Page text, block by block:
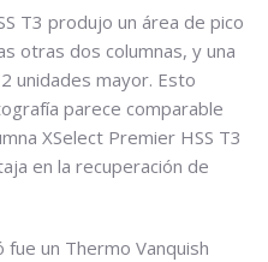
T3 produjo un área de pico
otras dos columnas, y una
unidades mayor. Esto
parece comparable
XSelect Premier HSS T3
en la recuperación de
un Thermo Vanquish